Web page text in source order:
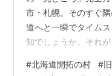
市・札幌。そのすぐ
道へと一瞬でタイム
知でしょうか。それ
個分！）に、全道各
#北海道開拓の村 #